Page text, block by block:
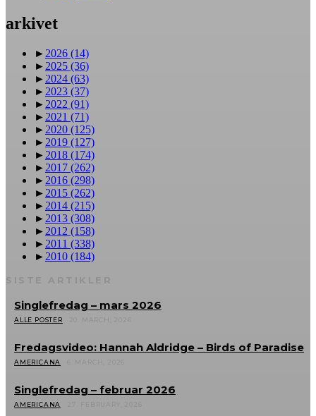
arkivet
► 2026 (14)
► 2025 (36)
► 2024 (63)
► 2023 (37)
► 2022 (91)
► 2021 (71)
► 2020 (125)
► 2019 (127)
► 2018 (174)
► 2017 (262)
► 2016 (298)
► 2015 (262)
► 2014 (215)
► 2013 (308)
► 2012 (158)
► 2011 (338)
► 2010 (184)
Singlefredag – mars 2026
ALLE POSTER
Fredagsvideo: Hannah Aldridge – Birds of Paradise
AMERICANA
Singlefredag – februar 2026
AMERICANA